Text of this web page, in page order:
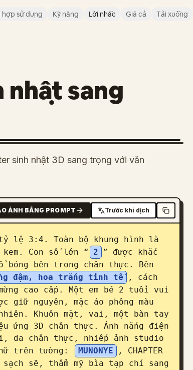
sử dụng Kỹ năng Lời nhắc Giá cả Tải xuống
sang
sinh nhật 3D sang trọng với văn
ẢNH BẰNG PROMPT Trước khi dịch
lệ 3:4. Toàn bộ khung hình là
Con số lớn “
2 ” được khắc
bên trong chân thực. Bên
đậm, hoa trắng tinh tế
, cách
cao cấp. Một em bé 2 tuổi vui
giữ nguyên, mặc áo phông màu
Khuôn mặt, vai, một bàn tay
ứng 3D chân thực. Ánh nắng điện
da chân thực, nhiếp ảnh studio
trên tường:
MUNONYE
, CHAPTER
sạch sẽ, thẩm mỹ bìa tạp chí sang